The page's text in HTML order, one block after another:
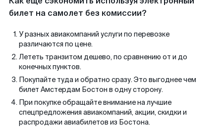
билет на самолет без комиссии?
У разных авиакомпаний услуги по перевозке
различаются по цене.
Лететь транзитом дешево, по сравнению от и до
конечных пунктов.
Покупайте туда и обратно сразу. Это выгоднее чем
билет Амстердам Бостон в одну сторону.
При покупке обращайте внимание на лучшие
спецпредложения авиакомпаний, акции, скидки и
распродажи авиабилетов из Бостона.